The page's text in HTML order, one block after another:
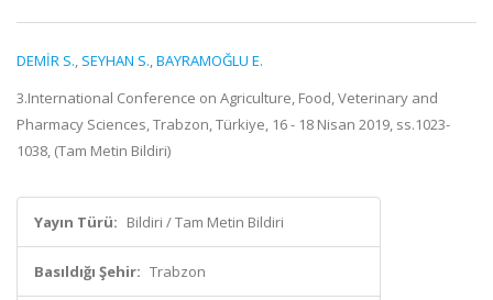
DEMİR S., SEYHAN S.,BAYRAMOĞLU E.
3.International Conference on Agriculture, Food, Veterinary and
Pharmacy Sciences, Trabzon, Türkiye, 16 - 18 Nisan 2019, ss.1023-
1038, (Tam Metin Bildiri)
Yayın Türü: Bildiri / Tam Metin Bildiri
Basıldığı Şehir: Trabzon